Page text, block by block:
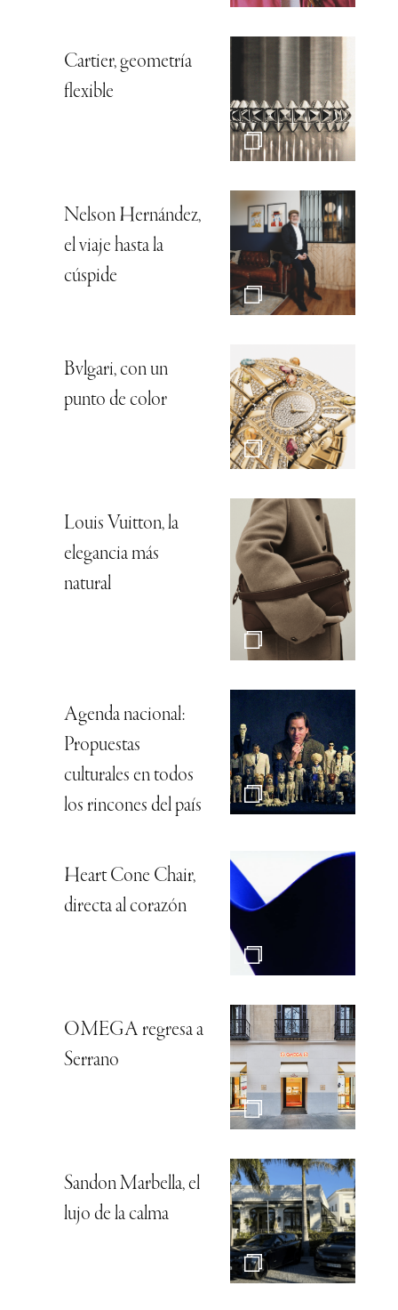
Cartier, geometría
flexible
Nelson Hernández,
el viaje hasta la
cúspide
Bvlgari, con un
punto de color
Louis Vuitton, la
elegancia más
natural
Agenda nacional:
Propuestas
culturales en todos
los rincones del país
Heart Cone Chair,
directa al corazón
OMEGA regresa a
Serrano
Sandon Marbella, el
lujo de la calma